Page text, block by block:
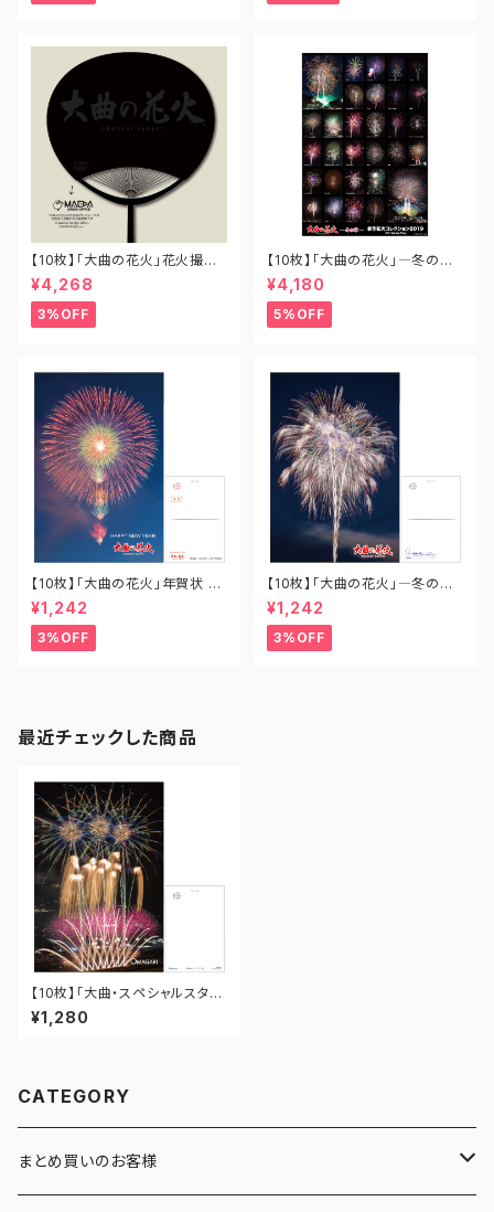
【10枚】「大曲の花火」花火撮影
用うちわ UC-OM-001
¥4,268
3%OFF
【10枚】「大曲の花火」―冬の章
― 新作花火コレクション2019
¥4,180
5%OFF
【10枚】「大曲の花火」年賀状 P
O-OH-029
¥1,242
3%OFF
【10枚】「大曲の花火」―冬の章
― 新作花火コレクション ポスト
カード PO-SH-007
¥1,242
3%OFF
最近チェックした商品
【10枚】「大曲・スペシャルスター
マイン」ポストカード PO-OM-
013
¥1,280
CATEGORY
まとめ買いのお客様